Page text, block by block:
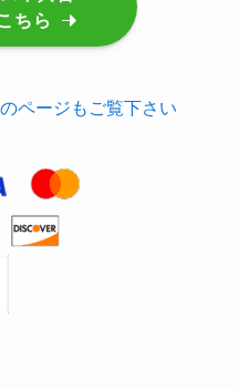
ちら
ページもご覧下さい